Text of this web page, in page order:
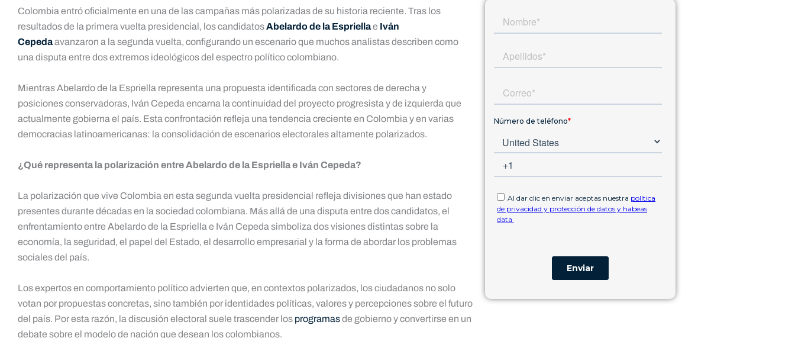
Colombia entró oficialmente en una de las campañas más polarizadas de su historia reciente. Tras los
resultados de la primera vuelta presidencial, los candidatosAbelardo de la Espriellae Iván
Cepedaavanzaron a la segunda vuelta, configurando un escenario que muchos analistas describen como
una disputa entre dos extremos ideológicos del espectro político colombiano.
Mientras Abelardo de la Espriella representa una propuesta identificada con sectores de derecha y
posiciones conservadoras, Iván Cepeda encarna la continuidad del proyecto progresista y de izquierda que
actualmente gobierna el país. Esta confrontación refleja una tendencia creciente en Colombia y en varias
democracias latinoamericanas: la consolidación de escenarios electorales altamente polarizados.
¿Qué representa la polarización entre Abelardo de la Espriella e Iván Cepeda?
La polarización que vive Colombia en esta segunda vuelta presidencial refleja divisiones que han estado
presentes durante décadas en la sociedad colombiana. Más allá de una disputa entre dos candidatos, el
enfrentamiento entre Abelardo de la Espriella e Iván Cepeda simboliza dos visiones distintas sobre la
economía, la seguridad, el papel del Estado, el desarrollo empresarial y la forma de abordar los problemas
sociales del país.
Los expertos en comportamiento político advierten que, en contextos polarizados, los ciudadanos no solo
votan por propuestas concretas, sino también por identidades políticas, valores y percepciones sobre el futuro
del país. Por esta razón, la discusión electoral suele trascender los programasde gobierno y convertirse en un
debate sobre el modelo de nación que desean los colombianos.